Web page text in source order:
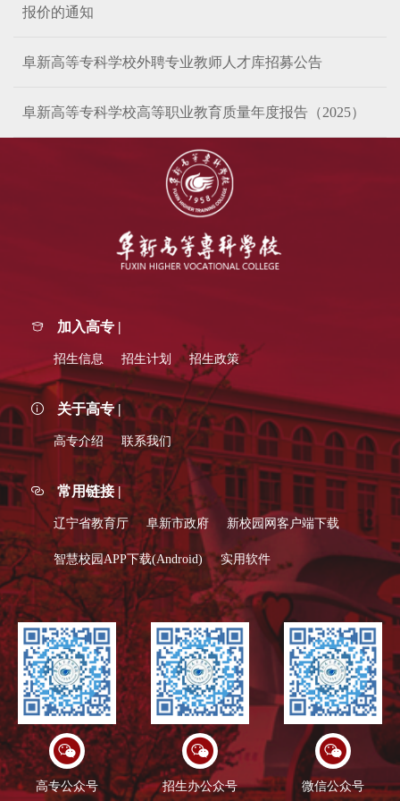
报价的通知
阜新高等专科学校外聘专业教师人才库招募公告
阜新高等专科学校高等职业教育质量年度报告（2025）
加入高专 |
招生信息 招生计划 招生政策
关于高专 |
高专介绍 联系我们
常用链接 |
辽宁省教育厅 阜新市政府 新校园网客户端下载
智慧校园APP下载(Android) 实用软件
高专公众号 招生办公众号 微信公众号